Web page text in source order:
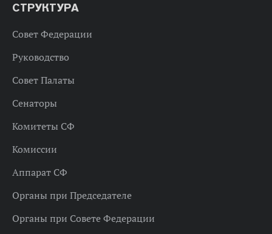
СТРУКТУРА
Совет Федерации
Руководство
Совет Палаты
Сенаторы
Комитеты СФ
Комиссии
Аппарат СФ
Органы при Председателе
Органы при Совете Федерации